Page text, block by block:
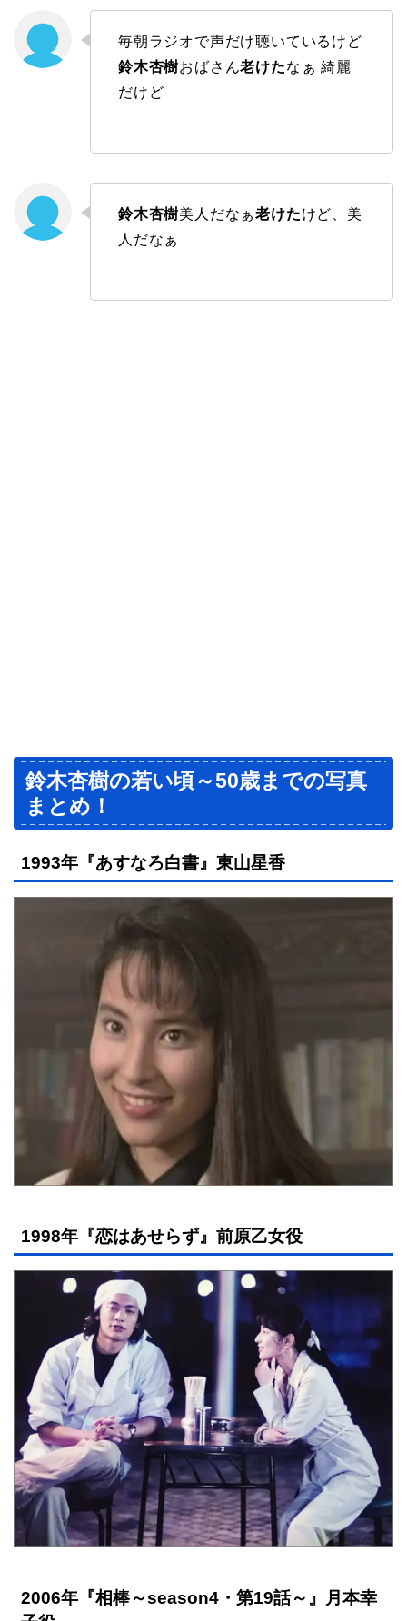
毎朝ラジオで声だけ聴いているけど
鈴木杏樹おばさん老けたなぁ 綺麗
だけど
鈴木杏樹美人だなぁ老けたけど、美
人だなぁ
鈴木杏樹の若い頃～50歳までの写真
まとめ！
1993年『あすなろ白書』東山星香
1998年『恋はあせらず』前原乙女役
2006年『相棒～season4・第19話～』月本幸